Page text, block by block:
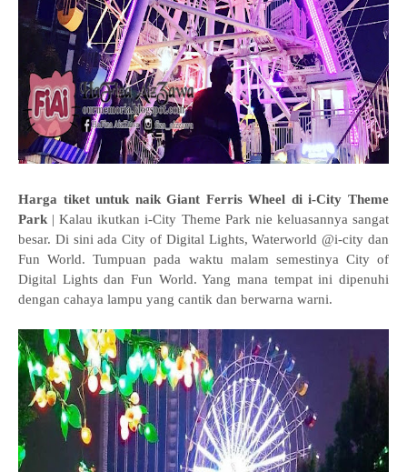
Harga tiket untuk naik Giant Ferris Wheel di i-City Theme
Park | Kalau ikutkan i-City Theme Park nie keluasannya sangat
besar. Di sini ada City of Digital Lights, Waterworld @i-city dan
Fun World. Tumpuan pada waktu malam semestinya City of
Digital Lights dan Fun World. Yang mana tempat ini dipenuhi
dengan cahaya lampu yang cantik dan berwarna warni.